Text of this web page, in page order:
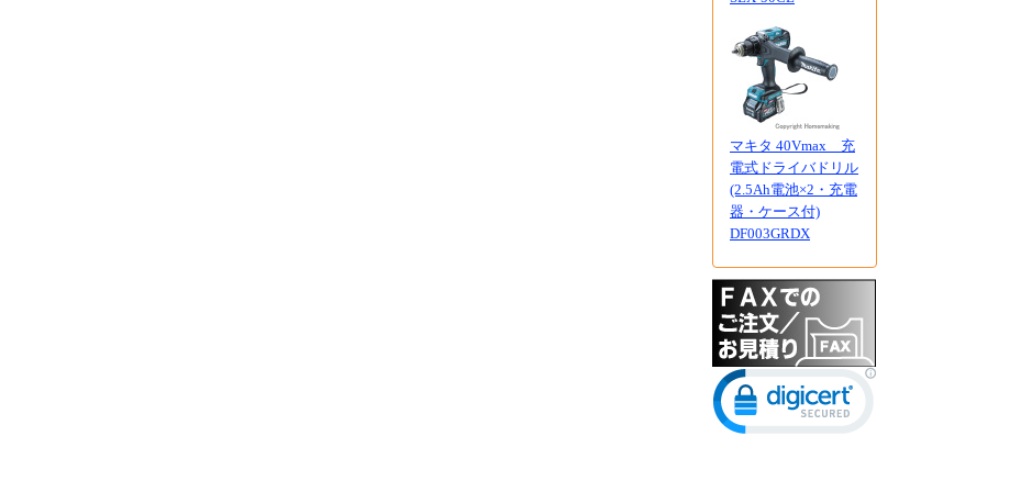
マキタ 40Vmax 充
電式ドライバドリル
(2.5Ah電池×2・充電
器・ケース付)
DF003GRDX